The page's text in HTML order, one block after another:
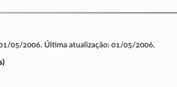
05/2006. Última atualização: 01/05/2006.